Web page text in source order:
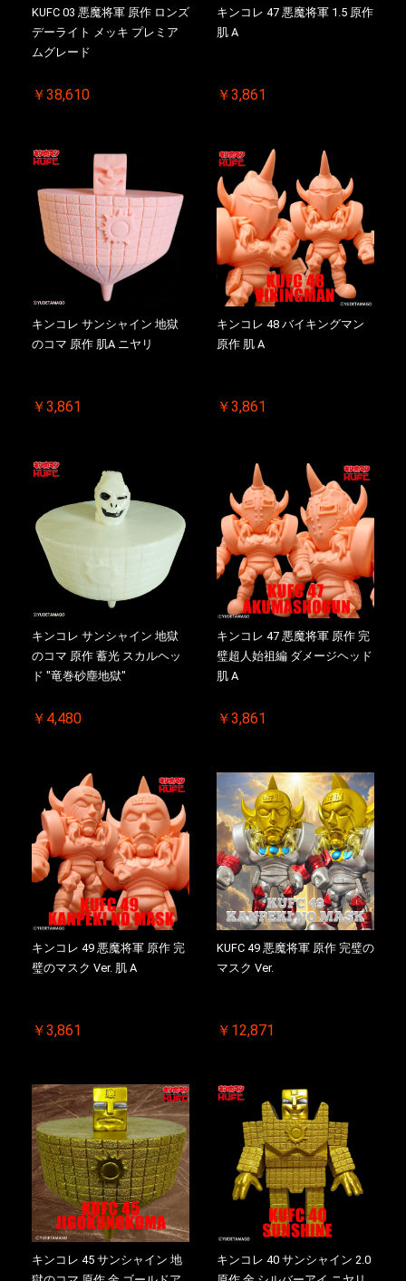
KUFC 03 悪魔将軍 原作 ロンズ
デーライト メッキ プレミア
ムグレード
￥38,610
キンコレ 47 悪魔将軍 1.5 原作
肌 A
￥3,861
キンコレ サンシャイン 地獄
のコマ 原作 肌A ニヤリ
￥3,861
キンコレ 48 バイキングマン
原作 肌 A
￥3,861
キンコレ サンシャイン 地獄
のコマ 原作 蓄光 スカルヘッ
ド "竜巻砂塵地獄"
￥4,480
キンコレ 47 悪魔将軍 原作 完
璧超人始祖編 ダメージヘッド
肌 A
￥3,861
キンコレ 49 悪魔将軍 原作 完
璧のマスク Ver. 肌 A
￥3,861
KUFC 49 悪魔将軍 原作 完璧の
マスク Ver.
￥12,871
キンコレ 45 サンシャイン 地
キンコレ 40 サンシャイン 2.0